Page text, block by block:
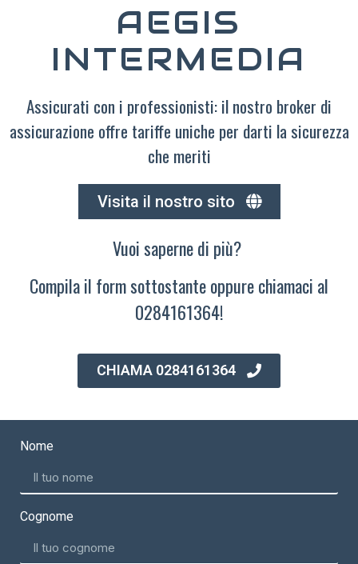
AEGIS
INTERMEDIA
Assicurati con i professionisti: il nostro broker di
assicurazione offre tariffe uniche per darti la sicurezza
che meriti
Visita il nostro sito
Vuoi saperne di più?
Compila il form sottostante oppure chiamaci al
0284161364!
CHIAMA 0284161364
Nome
Cognome